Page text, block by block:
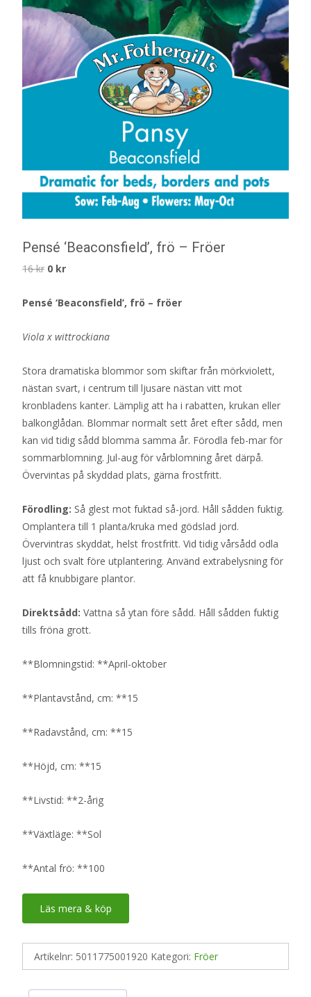
Pensé ‘Beaconsfield’, frö – Fröer
16kr Det
priset
16 kr.
0 krDet
priset
0 kr.
Pensé ‘Beaconsfield’, frö – fröer
Viola x wittrockiana
Stora dramatiska blommor som skiftar från mörkviolett,
nästan svart, i centrum till ljusare nästan vitt mot
kronbladens kanter. Lämplig att ha i rabatten, krukan eller
balkonglådan. Blommar normalt sett året efter sådd, men
kan vid tidig sådd blomma samma år. Förodla feb-mar för
sommarblomning. Jul-aug för vårblomning året därpå.
Övervintas på skyddad plats, gärna frostfritt.
Förodling: Så glest mot fuktad så-jord. Håll sådden fuktig.
Omplantera till 1 planta/kruka med gödslad jord.
Övervintras skyddat, helst frostfritt. Vid tidig vårsådd odla
ljust och svalt före utplantering. Använd extrabelysning för
att få knubbigare plantor.
Direktsådd: Vattna så ytan före sådd. Håll sådden fuktig
tills fröna grott.
**Blomningstid: **April-oktober
**Plantavstånd, cm: **15
**Radavstånd, cm: **15
**Höjd, cm: **15
**Livstid: **2-årig
**Växtläge: **Sol
**Antal frö: **100
Läs mera & köp
Artikelnr: 5011775001920 Kategori: Fröer